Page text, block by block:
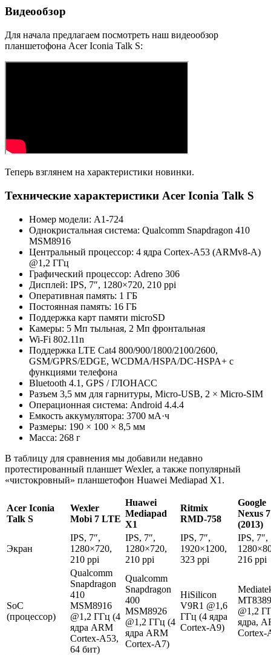
Видеообзор
Для начала предлагаем посмотреть наш видеообзор
планшетофона Acer Iconia Talk S:
Теперь взглянем на характеристики новинки.
Технические характеристики Acer Iconia Talk S
Номер модели: A1-724
Однокристальная система: Qualcomm Snapdragon 410
MSM8916
Центральный процессор: 4 ядра Cortex-A53 (ARMv8-A)
@1,2 ГГц
Графический процессор: Adreno 306
Дисплей: IPS, 7″, 1280×720, 210 ppi
Оперативная память: 1 ГБ
Постоянная память: 16 ГБ
Поддержка карт памяти microSD
Камеры: 5 Мп тыльная, 2 Мп фронтальная
Wi-Fi 802.11n
Поддержка LTE Cat4 800/900/1800/2100/2600,
GSM/GPRS/EDGE, WCDMA/HSPA/DC-HSPA+ с
функциями телефона
Bluetooth 4.1, GPS / ГЛОНАСС
Разъем 3,5 мм для гарнитуры, Micro-USB, 2 × Micro-SIM
Операционная система: Android 4.4.4
Емкость аккумулятора: 3700 мА·ч
Размеры: 190 × 100 × 8,5 мм
Масса: 268 г
В таблицу для сравнения мы добавили недавно
протестированный планшет Wexler, а также популярный
«чистокровный» планшетофон Huawei Mediapad X1.
Acer Iconia
Talk S
Wexler
Mobi 7 LTE
Huawei
Mediapad
X1
Ritmix
RMD-758
Google
Nexus 7
(2013)
Экран
IPS, 7″,
1280×720,
210 ppi
IPS, 7″,
1280×720,
210 ppi
IPS, 7″,
1920×1200,
323 ppi
IPS, 7″,
216 ppi
SoC
(процессор)
Qualcomm
Snapdragon
410
MSM8916
@1,2 ГГц (4
ядра ARM
Cortex-A53,
64 бит)
Qualcomm
Snapdragon
400
MSM8926
@1,2 ГГц (4
ядра ARM
Cortex-A7)
HiSilicon
V9R1 @1,6
ГГц (4 ядра
Cortex-A9)
MT8389
@1,2
ядра,
Cortex-